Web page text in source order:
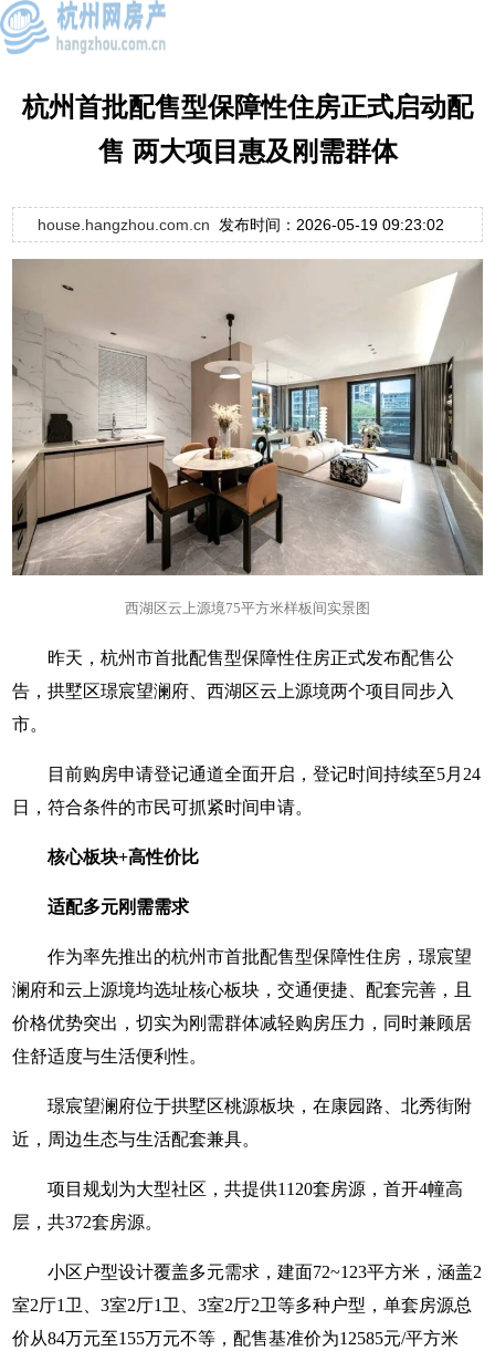
杭州首批配售型保障性住房正式启动配
售 两大项目惠及刚需群体
house.hangzhou.com.cn 发布时间：2026-05-19 09:23:02
西湖区云上源境75平方米样板间实景图
昨天，杭州市首批配售型保障性住房正式发布配售公
告，拱墅区璟宸望澜府、西湖区云上源境两个项目同步入
市。
目前购房申请登记通道全面开启，登记时间持续至5月24
日，符合条件的市民可抓紧时间申请。
核心板块+高性价比
适配多元刚需需求
作为率先推出的杭州市首批配售型保障性住房，璟宸望
澜府和云上源境均选址核心板块，交通便捷、配套完善，且
价格优势突出，切实为刚需群体减轻购房压力，同时兼顾居
住舒适度与生活便利性。
璟宸望澜府位于拱墅区桃源板块，在康园路、北秀街附
近，周边生态与生活配套兼具。
项目规划为大型社区，共提供1120套房源，首开4幢高
层，共372套房源。
小区户型设计覆盖多元需求，建面72~123平方米，涵盖2
室2厅1卫、3室2厅1卫、3室2厅2卫等多种户型，单套房源总
价从84万元至155万元不等，配售基准价为12585元/平方米